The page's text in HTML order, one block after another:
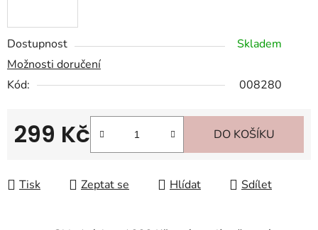
Dostupnost
Skladem
Možnosti doručení
Kód:
008280
299 Kč DO KOŠÍKU
Tisk Zeptat se Hlídat Sdílet